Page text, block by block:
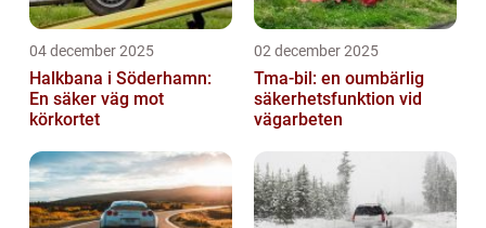
04 december 2025
Halkbana i Söderhamn:
En säker väg mot
körkortet
02 december 2025
Tma-bil: en oumbärlig
säkerhetsfunktion vid
vägarbeten